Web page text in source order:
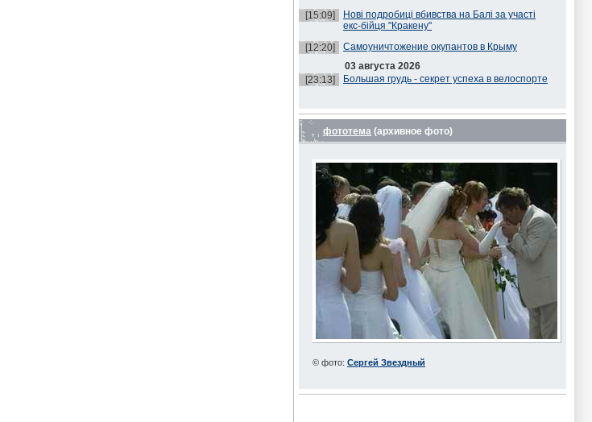
[15:09]
Нові подробиці вбивства на Балі за участі
екс-бійця "Кракену"
[12:20]
Самоуничтожение окупантов в Крыму
03 августа 2026
[23:13]
Большая грудь - секрет успеха в велоспорте
фототема (архивное фото)
© фото: Сергей Звездный